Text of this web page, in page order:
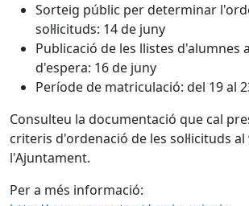
Sorteig públic per determinar
sol·licituds: 14 de juny
Publicació de les llistes d'alumnes
d'espera: 16 de juny
Període de matriculació: del 19 al
Consulteu la documentació que cal
criteris d'ordenació de les sol·licituds
l'Ajuntament.
Per a més informació: